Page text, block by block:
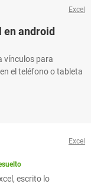
Excel
en android
vínculos para
el teléfono o tableta
Excel
escrito lo